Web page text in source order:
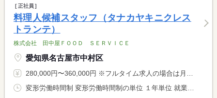
正社員
料理人候補スタッフ（タナカヤキニクレス
トランテ）
株式会社 田中屋ＦＯＯＤ ＳＥＲＶＩＣＥ
愛知県名古屋市中村区
280,000円〜360,000円 ※フルタイム求人の場合は月額（換算額）、パート求人の場合は時間額を表示しています。